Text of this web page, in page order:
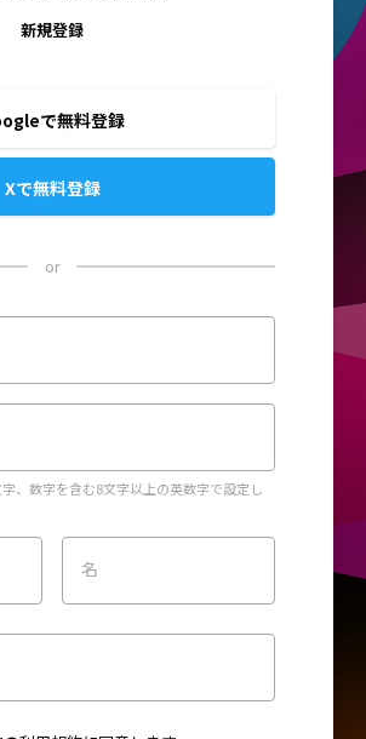
新規登録
で無料登録
Xで無料登録
or
、数字を含む8文字以上の英数字で設定し
名